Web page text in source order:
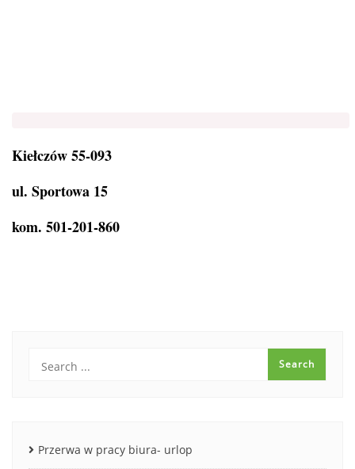
Kiełczów 55-093
ul. Sportowa 15
kom. 501-201-860
Przerwa w pracy biura- urlop